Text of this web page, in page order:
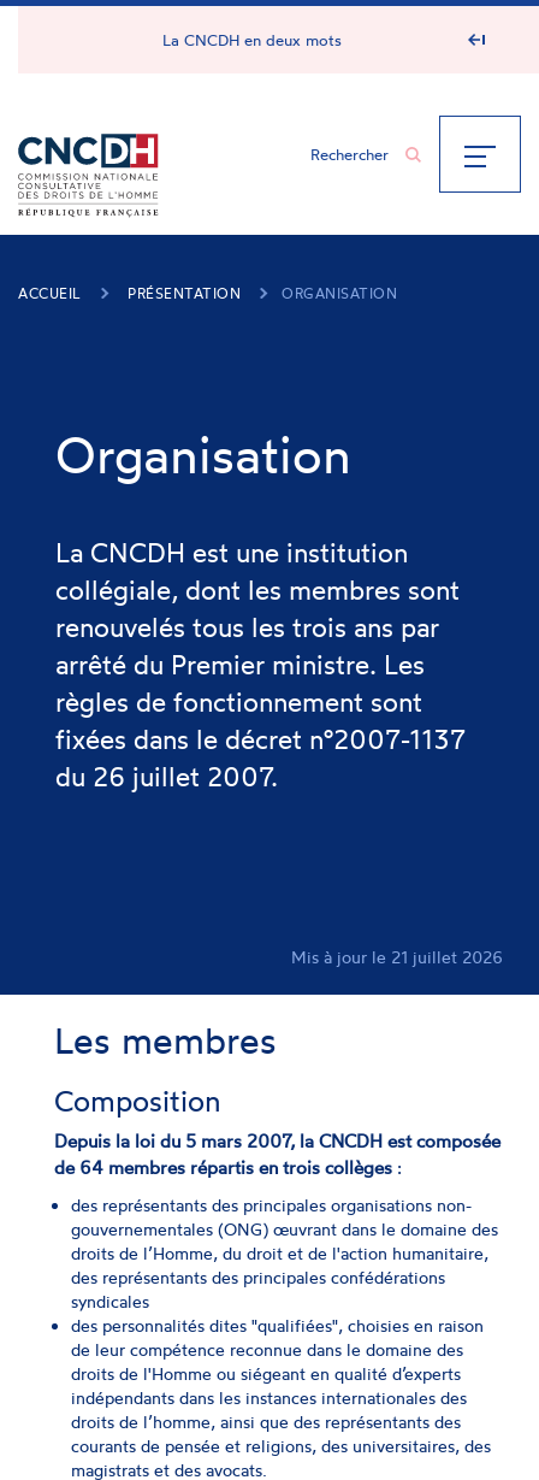
Panneau de gestion des cookies
La CNCDH en deux mots
ACCUEIL PRÉSENTATION ORGANISATION
Organisation
La CNCDH est une institution
collégiale, dont les membres sont
renouvelés tous les trois ans par
arrêté du Premier ministre. Les
règles de fonctionnement sont
fixées dans le décret n°2007-1137
du 26 juillet 2007.
Mis à jour le 21 juillet 2026
Les membres
Composition
Depuis la loi du 5 mars 2007, la CNCDH est composée
de 64 membres répartis en trois collèges :
des représentants des principales organisations non-
gouvernementales (ONG) œuvrant dans le domaine des
droits de l’Homme, du droit et de l'action humanitaire,
des représentants des principales confédérations
syndicales
des personnalités dites "qualifiées", choisies en raison
de leur compétence reconnue dans le domaine des
droits de l'Homme ou siégeant en qualité d’experts
indépendants dans les instances internationales des
droits de l’homme, ainsi que des représentants des
courants de pensée et religions, des universitaires, des
magistrats et des avocats.